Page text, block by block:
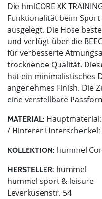
Die hmlCORE XK
Funktionalität beim
ausgelegt. Die Hose
und verfügt über die
für verbesserte
trocknende Qualität.
hat ein minimalistisches
angenehmes Finish. Die
eine verstellbare
MATERIAL: Hauptmaterial:
/ Hinterer Unterschenkel:
KOLLEKTION: hummel
HERSTELLER: hummel
hummel sport & leisure
Leverkusenstr. 54